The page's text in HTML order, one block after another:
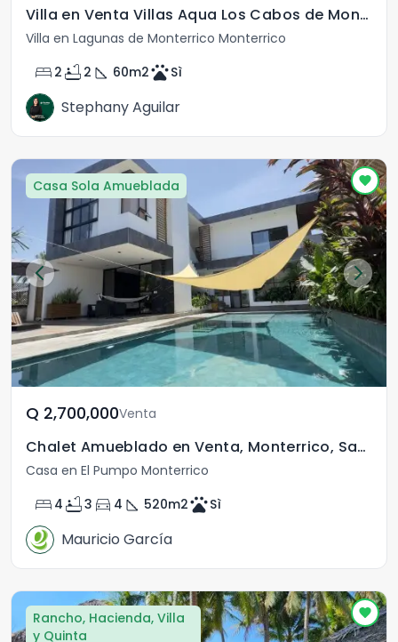
Villa en Venta Villas Aqua Los Cabos de Monterrico
Villa en Lagunas de Monterrico Monterrico
bed 2 bathtub 2 square_foot 60m2petsSì
Stephany Aguilar
Casa Sola Amueblada
Q	2,700,000Venta
Chalet Amueblado en Venta, Monterrico, Santa Rosa
Casa en El Pumpo Monterrico
bed 4 bathtub3 directions_car 4 square_foot 520m2petsSì
Mauricio García
Rancho, Hacienda, Villa
y Quinta